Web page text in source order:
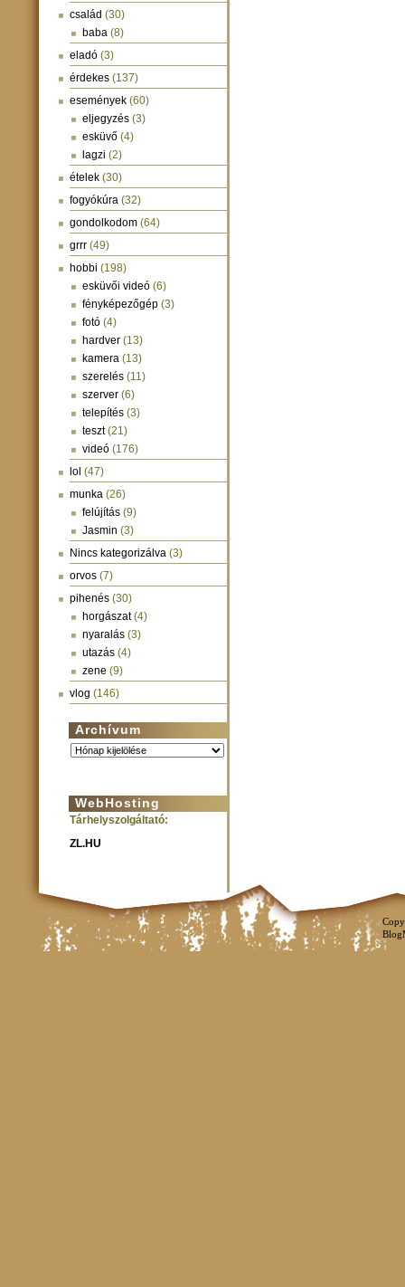
család (30)
baba (8)
eladó (3)
érdekes (137)
események (60)
eljegyzés (3)
esküvő (4)
lagzi (2)
ételek (30)
fogyókúra (32)
gondolkodom (64)
grrr (49)
hobbi (198)
esküvői videó (6)
fényképezőgép (3)
fotó (4)
hardver (13)
kamera (13)
szerelés (11)
szerver (6)
telepítés (3)
teszt(21)
videó (176)
lol (47)
munka (26)
felújítás (9)
Jasmin (3)
Nincs kategorizálva (3)
orvos (7)
pihenés (30)
horgászat(4)
nyaralás (3)
utazás (4)
zene (9)
vlog (146)
Archívum
Archívum
WebHosting
Tárhelyszolgáltató:
ZL.HU